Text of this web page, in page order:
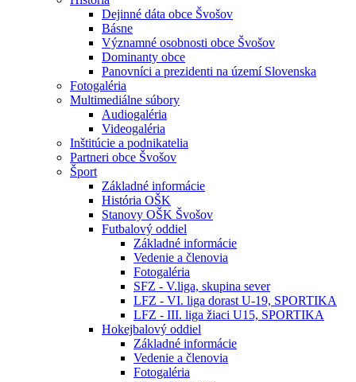
Dejinné dáta obce Švošov
Básne
Významné osobnosti obce Švošov
Dominanty obce
Panovníci a prezidenti na území Slovenska
Fotogaléria
Multimediálne súbory
Audiogaléria
Videogaléria
Inštitúcie a podnikatelia
Partneri obce Švošov
Šport
Základné informácie
História OŠK
Stanovy OŠK Švošov
Futbalový oddiel
Základné informácie
Vedenie a členovia
Fotogaléria
SFZ - V.liga, skupina sever
LFZ - VI. liga dorast U-19, SPORTIKA
LFZ - III. liga žiaci U15, SPORTIKA
Hokejbalový oddiel
Základné informácie
Vedenie a členovia
Fotogaléria